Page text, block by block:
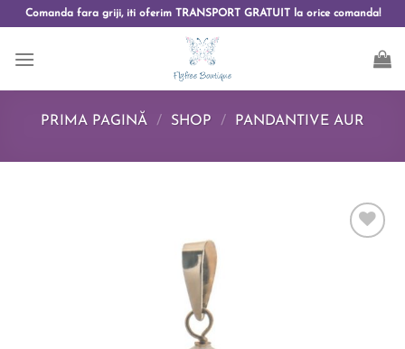
Comanda fara griji, iti oferim TRANSPORT GRATUIT la orice comanda!
PRIMA PAGINĂ / SHOP / PANDANTIVE AUR